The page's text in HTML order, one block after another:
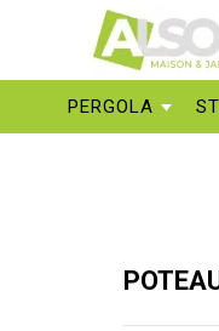
PERGOLA